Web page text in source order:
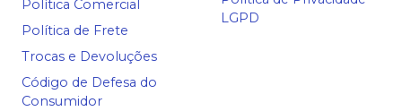
Política Comercial
Política de Frete
Trocas e Devoluções
Código de Defesa do
Consumidor
LGPD